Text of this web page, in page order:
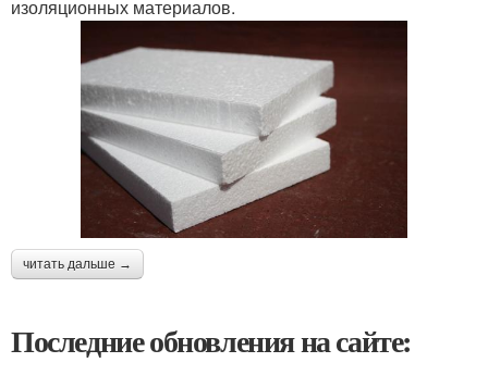
изоляционных материалов.
читать дальше →
Последние обновления на сайте: